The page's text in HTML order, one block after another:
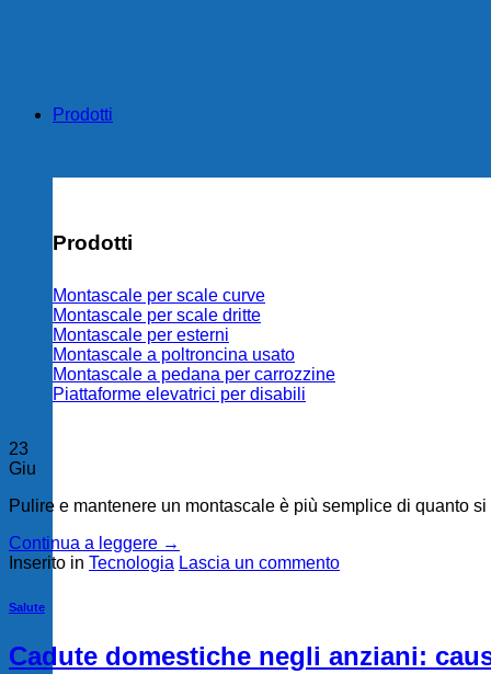
Prodotti
Prodotti
Montascale per scale curve
Montascale per scale dritte
Montascale per esterni
Montascale a poltroncina usato
Montascale a pedana per carrozzine
Piattaforme elevatrici per disabili
23
Giu
Pulire e mantenere un montascale è più semplice di quanto
Continua a leggere →
Inserito in Tecnologia Lascia un commento
Salute
Cadute domestiche negli anziani: